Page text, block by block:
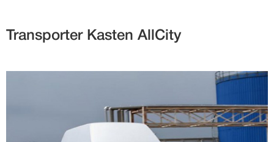
Transporter Kasten AllCity